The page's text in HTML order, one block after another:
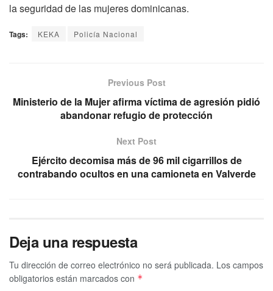
la seguridad de las mujeres dominicanas.
Tags: KEKA Policía Nacional
Previous Post
Ministerio de la Mujer afirma víctima de agresión pidió
abandonar refugio de protección
Next Post
Ejército decomisa más de 96 mil cigarrillos de
contrabando ocultos en una camioneta en Valverde
Deja una respuesta
Tu dirección de correo electrónico no será publicada. Los campos
obligatorios están marcados con *